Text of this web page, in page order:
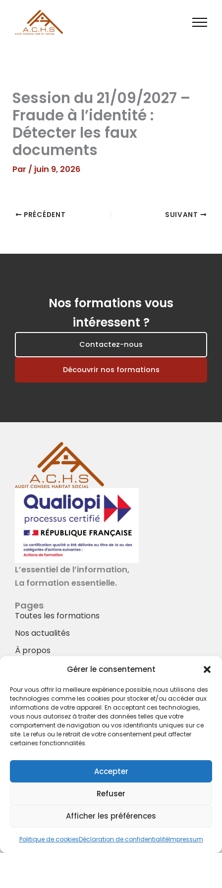
Gérer le consentement
Pour vous offrir la meilleure expérience possible, nous utilisons des
technologies comme les cookies pour stocker et/ou accéder aux
informations de votre appareil. En acceptant ces technologies,
vous nous autorisez à traiter des données telles que votre
comportement de navigation ou vos identifiants uniques sur ce
site. Le refus ou le retrait de votre consentement peut affecter
certaines fonctionnalités.
Accepter
Refuser
Afficher les préférences
Politique de cookiesDéclaration de confidentialitéImpressum
contenu
Session du 21/09/2027 –
Fraude à l’identité :
Détecter les faux
documents
Par / juin 9, 2026
PRÉCÉDENT SUIVANT
Nos formations vous
intéressent ?
Contactez-nous
Découvrir nos formations
L’essentiel de l’information,
La formation essentielle.
Pages
Toutes les formations
Nos actualités
À propos
À propos
Hotel à proximité
Politique de confidentialité
CGV
cboukris@habitat-social.com